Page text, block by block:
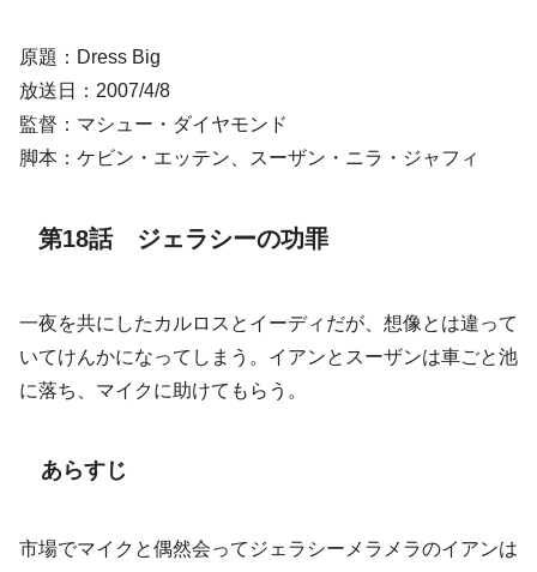
原題：Dress Big
放送日：2007/4/8
監督：マシュー・ダイヤモンド
脚本：ケビン・エッテン、スーザン・ニラ・ジャフィ
第18話 ジェラシーの功罪
一夜を共にしたカルロスとイーディだが、想像とは違って
いてけんかになってしまう。イアンとスーザンは車ごと池
に落ち、マイクに助けてもらう。
あらすじ
市場でマイクと偶然会ってジェラシーメラメラのイアンは